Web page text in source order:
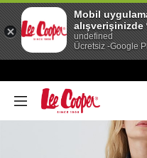
Mobil
alışverişinizde
undefined
Ücretsiz -Google